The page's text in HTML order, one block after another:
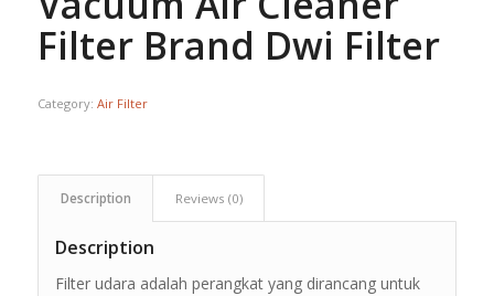
Filter Brand Dwi Filter
Category: Air Filter
Description Reviews (0)
Description
Filter udara adalah perangkat yang dirancang untuk